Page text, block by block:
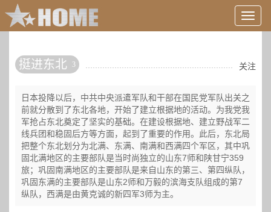
用
户
登
挺进东北 3 关注
日本投降以后，中共中央派遣军队和干部在国民党军队出关之
前就分散到了东北各地，开始了建立根据地的活动。为我党我
军抢占东北奠定了坚实的基础。在建设根据地、建立野战军二
线兵团和稳固后方等方面，起到了重要的作用。此后，东北局
把整个东北划分为北满、东满、南满和西满四个军区，其中巩
固北满地区的主要部队是当时尚独立的山东7师和陕甘宁359
旅；巩固南满地区的主要部队是来自山东的第三、第四纵队，
巩固东满的主要部队是山东2师和万毅的滨海支队组成的第7
纵队，西满是由黄克诚的新四军3师为主。